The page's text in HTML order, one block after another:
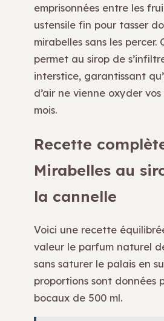
emprisonnées entre les
ustensile fin pour tasser
mirabelles sans les percer.
permet au sirop de
interstice, garantissant
d’air ne vienne oxyder
mois.
Recette
Mirabelles au
la cannelle
Voici une recette
valeur le parfum naturel
sans saturer le palais en
proportions sont données
bocaux de 500 ml.